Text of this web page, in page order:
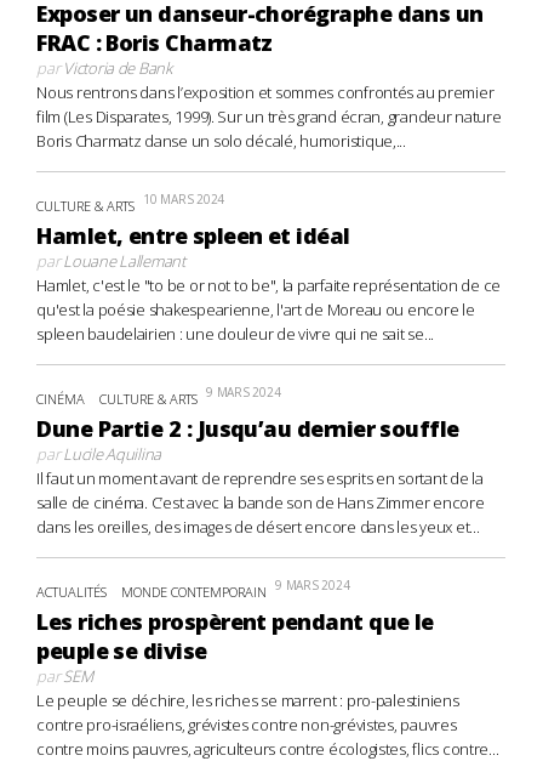
Exposer un danseur-chorégraphe dans un
FRAC : Boris Charmatz
parVictoria de Bank
Nous rentrons dans l’exposition et sommes confrontés au premier
film (Les Disparates, 1999). Sur un très grand écran, grandeur nature
Boris Charmatz danse un solo décalé, humoristique,...
CULTURE & ARTS 10 MARS 2024
Hamlet, entre spleen et idéal
parLouane Lallemant
Hamlet, c'est le "to be or not to be", la parfaite représentation de ce
qu'est la poésie shakespearienne, l'art de Moreau ou encore le
spleen baudelairien : une douleur de vivre qui ne sait se...
CINÉMA CULTURE & ARTS 9 MARS 2024
Dune Partie 2 : Jusqu’au dernier souffle
parLucile Aquilina
Il faut un moment avant de reprendre ses esprits en sortant de la
salle de cinéma. C’est avec la bande son de Hans Zimmer encore
dans les oreilles, des images de désert encore dans les yeux et...
ACTUALITÉS MONDE CONTEMPORAIN 9 MARS 2024
Les riches prospèrent pendant que le
peuple se divise
parSEM
Le peuple se déchire, les riches se marrent : pro-palestiniens
contre pro-israéliens, grévistes contre non-grévistes, pauvres
contre moins pauvres, agriculteurs contre écologistes, flics contre...